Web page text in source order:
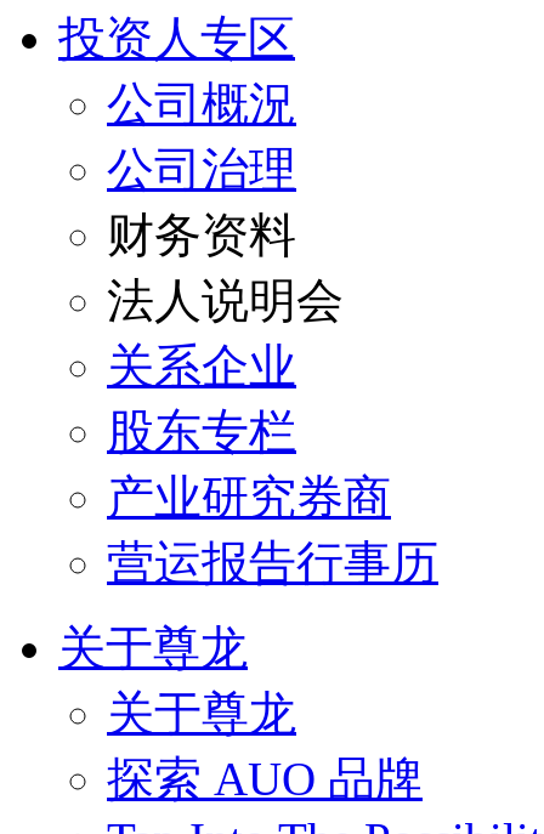
投资人专区
公司概況
公司治理
财务资料
法人说明会
关系企业
股东专栏
产业研究券商
营运报告行事历
关于尊龙
关于尊龙
探索 AUO 品牌